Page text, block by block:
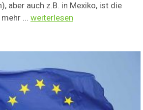
aber auch z.B. in Mexiko, ist die
... weiterlesen